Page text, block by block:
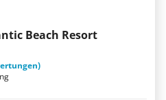
Beach Resort